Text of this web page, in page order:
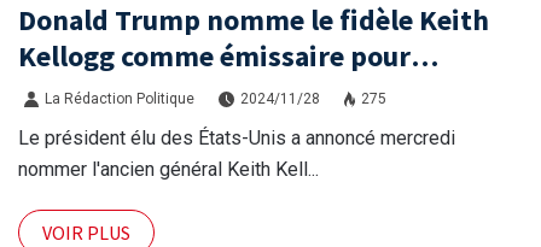
Donald Trump nomme le fidèle Keith
Kellogg comme émissaire pour
l'Ukraine et la Russie
La Rédaction Politique 2024/11/28 275
Le président élu des États-Unis a annoncé mercredi
nommer l'ancien général Keith Kell...
VOIR PLUS